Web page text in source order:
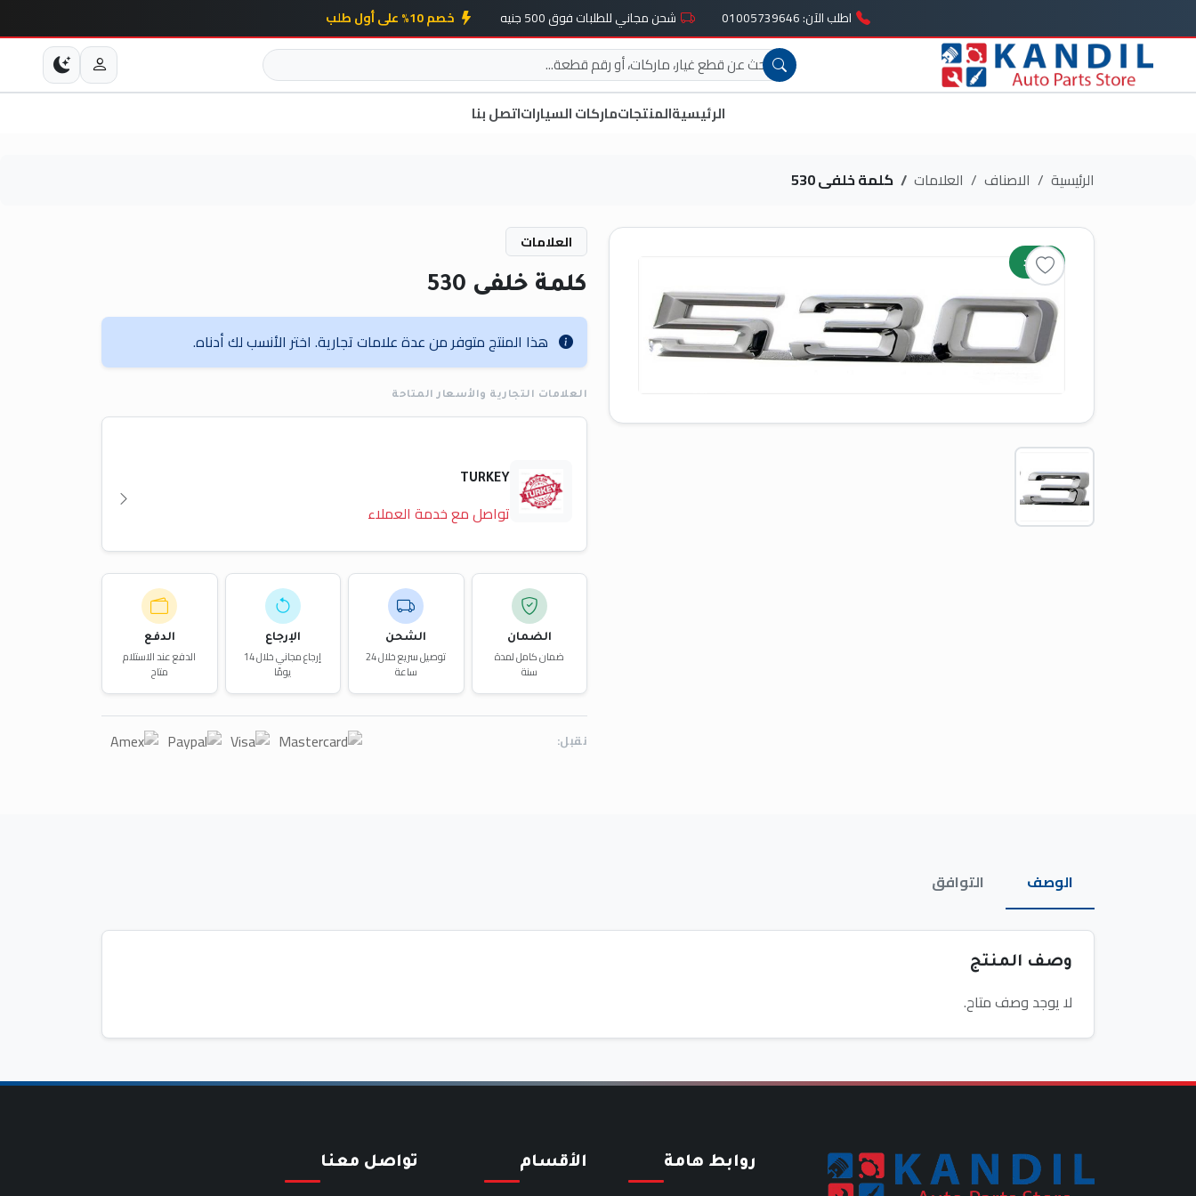
اطلب الآن: 01005739646 شحن مجاني للطلبات فوق 500 جنيه خصم 10% على أول طلب
الرئيسيةالمنتجاتماركات السياراتاتصل بنا
الرئيسية الاصناف العلامات كلمة خلفى 530
جديد
العلامات
كلمة خلفى 530
هذا المنتج متوفر من عدة علامات تجارية. اختر الأنسب لك أدناه.
العلامات التجارية والأسعار المتاحة
TURKEY
تواصل مع خدمة العملاء
الضمان
ضمان كامل لمدة
سنة
الشحن
توصيل سريع خلال 24
ساعة
الإرجاع
إرجاع مجاني خلال 14
يومًا
الدفع
الدفع عند الاستلام
متاح
نقبل:
الوصف التوافق
وصف المنتج
لا يوجد وصف متاح.
روابط هامة الأقسام تواصل معنا